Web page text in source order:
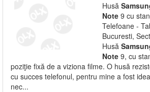
Husă
Note 9 cu
Telefoane -
Bucuresti,
Husă
Note 9, cu
poziţie fixă de a viziona filme. O husă
cu succes telefonul, pentru mine a fost
nec...